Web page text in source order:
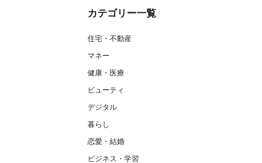
カテゴリー一覧
住宅・不動産
マネー
健康・医療
ビューティ
デジタル
暮らし
恋愛・結婚
ビジネス・学習